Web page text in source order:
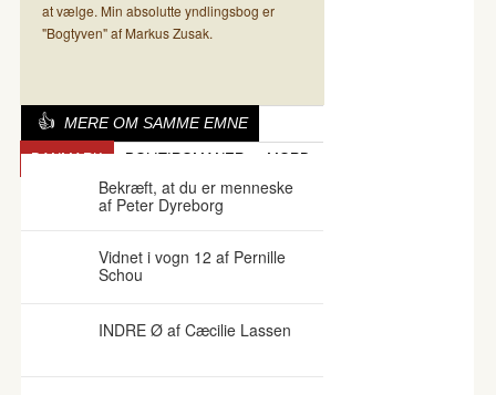
at vælge. Min absolutte yndlingsbog er
"Bogtyven" af Markus Zusak.
MERE OM SAMME EMNE
DANMARK POLITIROMANER MORD
Bekræft, at du er menneske
af Peter Dyreborg
Vidnet i vogn 12 af Pernille
Schou
INDRE Ø af Cæcilie Lassen